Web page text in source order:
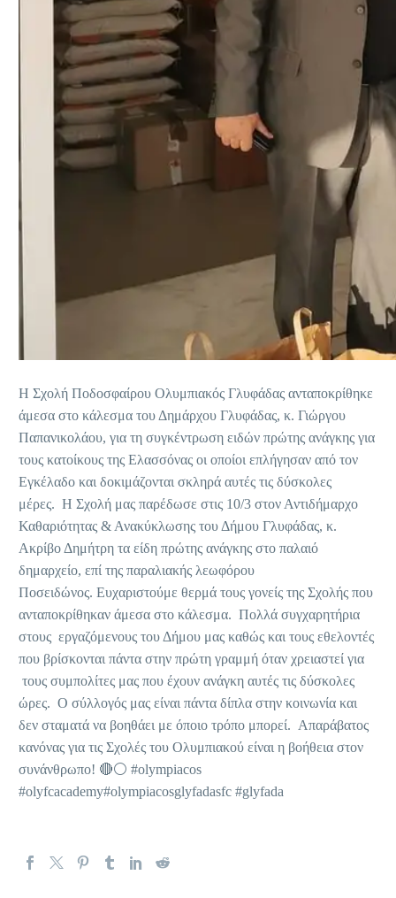
Η Σχολή Ποδοσφαίρου Ολυμπιακός Γλυφάδας ανταποκρίθηκε
άμεσα στο κάλεσμα του Δημάρχου Γλυφάδας, κ. Γιώργου
Παπανικολάου, για τη συγκέντρωση ειδών πρώτης ανάγκης για
τους κατοίκους της Ελασσόνας οι οποίοι επλήγησαν από τον
Εγκέλαδο και δοκιμάζονται σκληρά αυτές τις δύσκολες
μέρες. Η Σχολή μας παρέδωσε στις 10/3 στον Αντιδήμαρχο
Καθαριότητας & Ανακύκλωσης του Δήμου Γλυφάδας, κ.
Ακρίβο Δημήτρη τα είδη πρώτης ανάγκης στο παλαιό
δημαρχείο, επί της παραλιακής λεωφόρου
Ποσειδώνος. Ευχαριστούμε θερμά τους γονείς της Σχολής που
ανταποκρίθηκαν άμεσα στο κάλεσμα. Πολλά συγχαρητήρια
στους εργαζόμενους του Δήμου μας καθώς και τους εθελοντές
που βρίσκονται πάντα στην πρώτη γραμμή όταν χρειαστεί για
τους συμπολίτες μας που έχουν ανάγκη αυτές τις δύσκολες
ώρες. Ο σύλλογός μας είναι πάντα δίπλα στην κοινωνία και
δεν σταματά να βοηθάει με όποιο τρόπο μπορεί. Απαράβατος
κανόνας για τις Σχολές του Ολυμπιακού είναι η βοήθεια στον
συνάνθρωπο! 🔴⚪ #olympiacos
#olyfcacademy#olympiacosglyfadasfc #glyfada